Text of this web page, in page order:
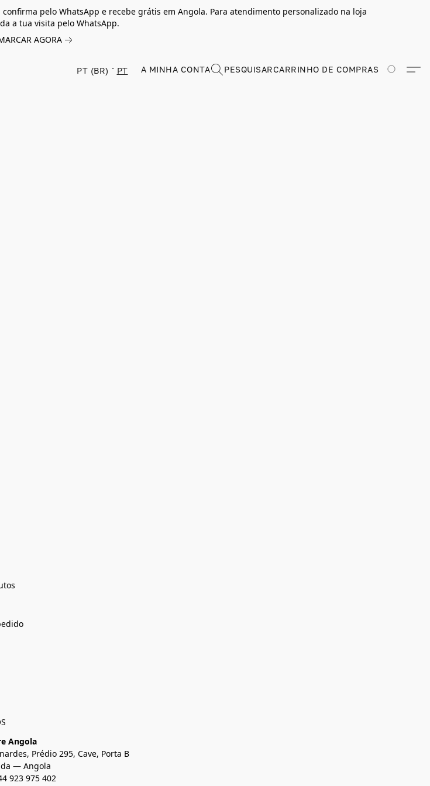
pelo WhatsApp e recebe grátis em Angola. Para atendimento personalizado na loja
a tua visita pelo WhatsApp.
AGORA
PT (BR) PT A MINHA CONTA PESQUISARCARRINHO DE COMPRAS
Angola
Prédio 295, Cave, Porta B
— Angola
923 975 402